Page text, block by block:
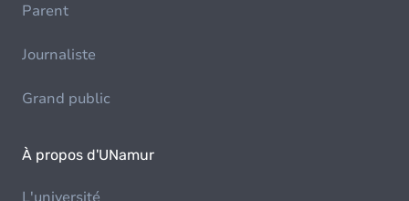
Parent
Journaliste
Grand public
À propos d'UNamur